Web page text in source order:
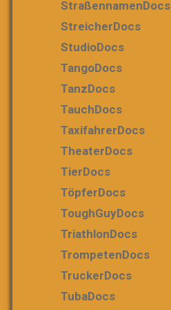
StraßennamenDocs
StreicherDocs
StudioDocs
TangoDocs
TanzDocs
TauchDocs
TaxifahrerDocs
TheaterDocs
TierDocs
TöpferDocs
ToughGuyDocs
TriathlonDocs
TrompetenDocs
TruckerDocs
TubaDocs